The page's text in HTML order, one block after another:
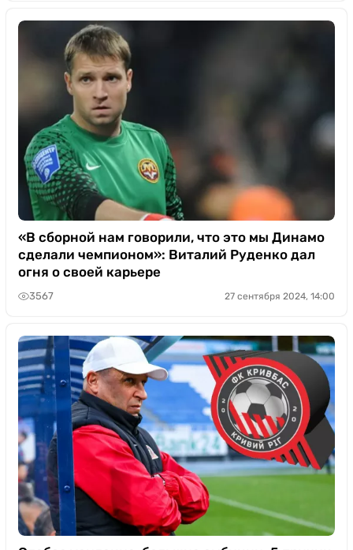
«В сборной нам говорили, что это мы Динамо
сделали чемпионом»: Виталий Руденко дал
огня о своей карьере
3567 27 сентября 2024, 14:00